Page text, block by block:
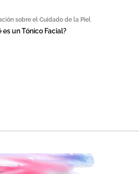
sobre el Cuidado de la Piel
es un Tónico Facial?